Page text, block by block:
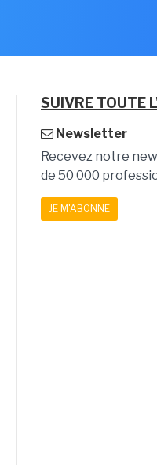
SUIVRE TOUTE
Newsletter
Recevez notre
de 50 000
JE M'ABONNE